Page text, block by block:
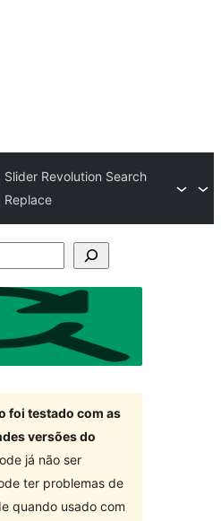
Slider Revolution Search
Replace
foi testado com as
versões do
já não ser
ter problemas de
quando usado com